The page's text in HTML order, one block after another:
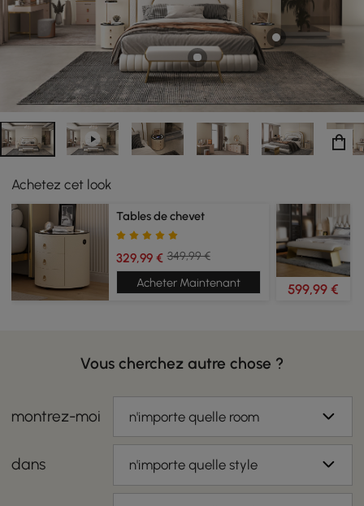
Achetez cet look
Tables de chevet
329,99 € 349,99 €
Acheter Maintenant
599,99 €
Vous cherchez autre chose ?
montrez-moi n'importe quelle room
dans n'importe quelle style